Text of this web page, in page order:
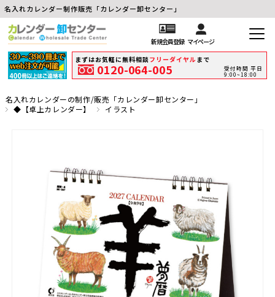
名入れカレンダー制作販売「カレンダー卸センター」
新規会員登録 マイページ
まずはお気軽に無料相談フリーダイヤル まで
0120-064-005
受付時間 平日
9:00~18:00
名入れカレンダーの制作/販売「カレンダー卸センター」
◆【卓上カレンダー】
イラスト